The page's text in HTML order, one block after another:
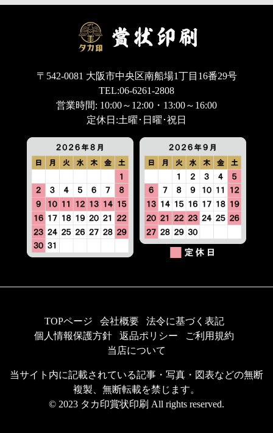
〒542-0081 大阪市中央区南船場1丁目16番29号
TEL:06-6261-2808
営業時間: 10:00～12:00・13:00～16:00
定休日:土曜･日曜･祝日
TOPページ 会社概要
法令に基づく表記
個人情報保護方針
返品ポリシー
ご利用規約
当店について
当サイト内に記載されている記事・写真・図表などの無断
複製、無断転載を禁じます。
© 2023 タカ印賞状印刷 All rights reserved.